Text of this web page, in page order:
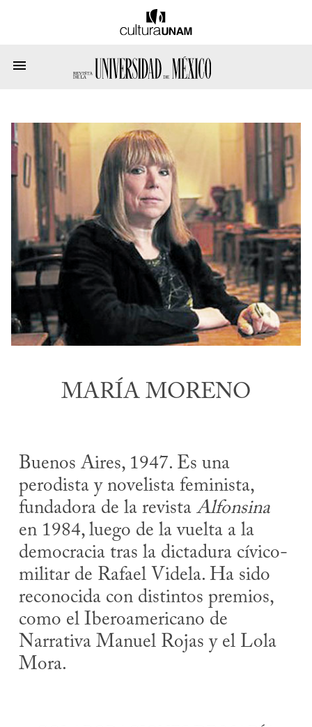
MARÍA MORENO
Buenos Aires, 1947. Es una
perodista y novelista feminista,
fundadora de la revistaAlfonsina
en 1984, luego de la vuelta a la
democracia tras la dictadura cívico-
militar de Rafael Videla. Ha sido
reconocida con distintos premios,
como el Iberoamericano de
Narrativa Manuel Rojas y el Lola
Mora.